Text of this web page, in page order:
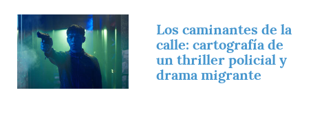
Imagen
Los caminantes de la
calle: cartografía de
un thriller policial y
drama migrante